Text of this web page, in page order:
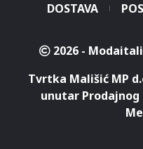
DOSTAVA
2026 -
Tvrtka Mališić MP
unutar